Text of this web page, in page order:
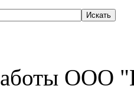
ООО